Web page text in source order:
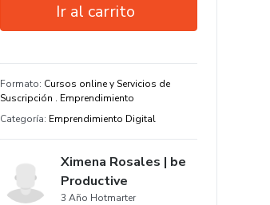
Ir al carrito
Certificado de conclusión
Estudia a tu manera y en cualquier
dispositivo
Formato: Cursos online y Servicios de
Suscripción . Emprendimiento
Categoría: Emprendimiento Digital
Ximena Rosales | be
Productive
3 Año Hotmarter